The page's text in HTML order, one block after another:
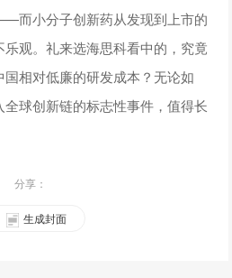
而小分子创新药从发现到上市的
观。礼来选海思科看中的，究竟
相对低廉的研发成本？无论如
球创新链的标志性事件，值得长
分享：
生成封面